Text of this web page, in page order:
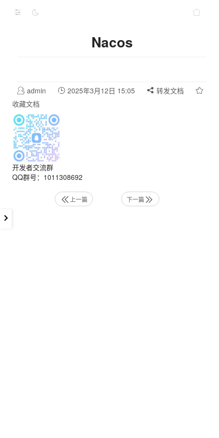
Nacos
admin 2025年3月12日 15:05
转发文档
收藏文档
开发者交流群
QQ群号：1011308692
上一篇 下一篇